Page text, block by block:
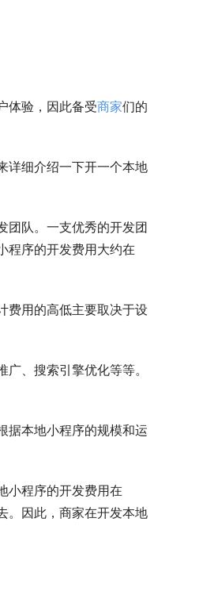
体验，因此备受商家们的
详细介绍一下开一个本地
团队。一支优秀的开发团
程序的开发费用大约在
费用的高低主要取决于设
、搜索引擎优化等等。
据本地小程序的规模和运
小程序的开发费用在
。因此，商家在开发本地